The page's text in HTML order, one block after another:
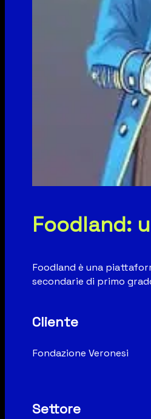
Foodland:
Foodland è una
secondarie di primo
Cliente
Fondazione Veronesi
Settore